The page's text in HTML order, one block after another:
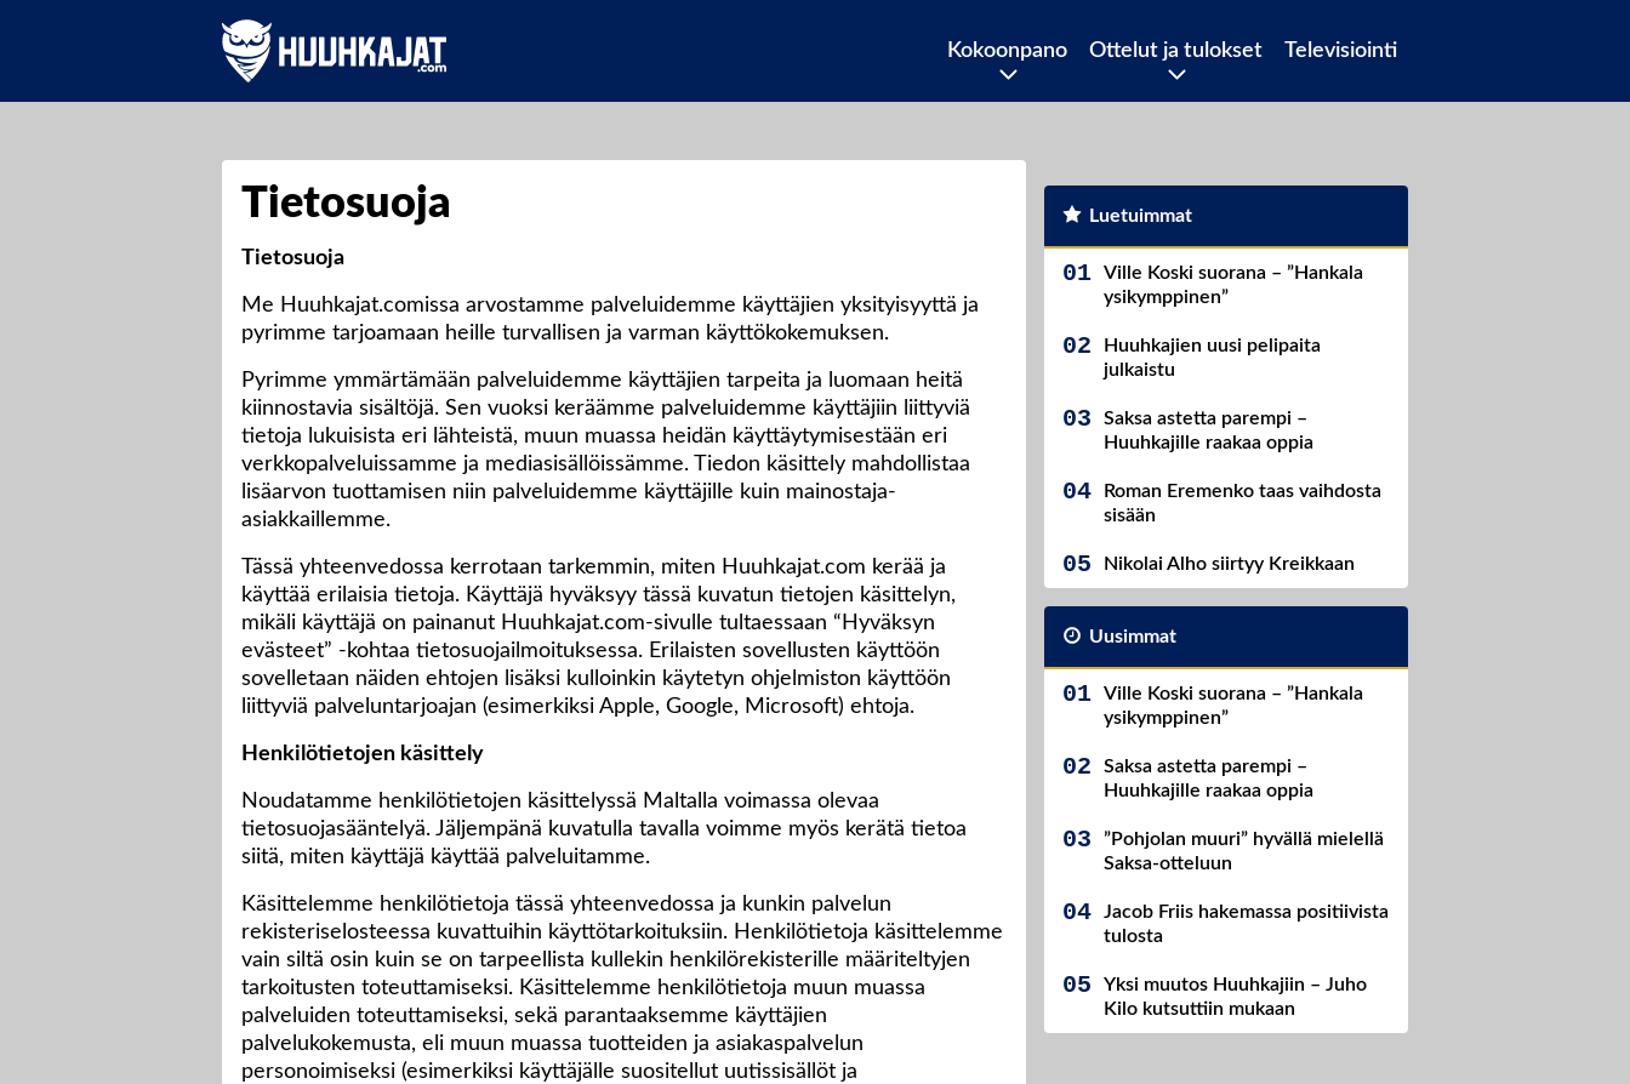
Kokoonpano Ottelut ja tulokset Televisiointi
Tietosuoja
Tietosuoja
Me Huuhkajat.comissa arvostamme palveluidemme käyttäjien yksityisyyttä ja
pyrimme tarjoamaan heille turvallisen ja varman käyttökokemuksen.
Pyrimme ymmärtämään palveluidemme käyttäjien tarpeita ja luomaan heitä
kiinnostavia sisältöjä. Sen vuoksi keräämme palveluidemme käyttäjiin liittyviä
tietoja lukuisista eri lähteistä, muun muassa heidän käyttäytymisestään eri
verkkopalveluissamme ja mediasisällöissämme. Tiedon käsittely mahdollistaa
lisäarvon tuottamisen niin palveluidemme käyttäjille kuin mainostaja-
asiakkaillemme.
Tässä yhteenvedossa kerrotaan tarkemmin, miten Huuhkajat.com kerää ja
käyttää erilaisia tietoja. Käyttäjä hyväksyy tässä kuvatun tietojen käsittelyn,
mikäli käyttäjä on painanut Huuhkajat.com-sivulle tultaessaan “Hyväksyn
evästeet” -kohtaa tietosuojailmoituksessa. Erilaisten sovellusten käyttöön
sovelletaan näiden ehtojen lisäksi kulloinkin käytetyn ohjelmiston käyttöön
liittyviä palveluntarjoajan (esimerkiksi Apple, Google, Microsoft) ehtoja.
Henkilötietojen käsittely
Noudatamme henkilötietojen käsittelyssä Maltalla voimassa olevaa
tietosuojasääntelyä. Jäljempänä kuvatulla tavalla voimme myös kerätä tietoa
siitä, miten käyttäjä käyttää palveluitamme.
Käsittelemme henkilötietoja tässä yhteenvedossa ja kunkin palvelun
rekisteriselosteessa kuvattuihin käyttötarkoituksiin. Henkilötietoja käsittelemme
vain siltä osin kuin se on tarpeellista kullekin henkilörekisterille määriteltyjen
tarkoitusten toteuttamiseksi. Käsittelemme henkilötietoja muun muassa
palveluiden toteuttamiseksi, sekä parantaaksemme käyttäjien
palvelukokemusta, eli muun muassa tuotteiden ja asiakaspalvelun
personoimiseksi (esimerkiksi käyttäjälle suositellut uutissisällöt ja
Luetuimmat
Ville Koski suorana – ”Hankala
ysikymppinen”
Huuhkajien uusi pelipaita
julkaistu
Saksa astetta parempi –
Huuhkajille raakaa oppia
Roman Eremenko taas vaihdosta
sisään
Nikolai Alho siirtyy Kreikkaan
Uusimmat
Ville Koski suorana – ”Hankala
ysikymppinen”
Saksa astetta parempi –
Huuhkajille raakaa oppia
”Pohjolan muuri” hyvällä mielellä
Saksa-otteluun
Jacob Friis hakemassa positiivista
tulosta
Yksi muutos Huuhkajiin – Juho
Kilo kutsuttiin mukaan